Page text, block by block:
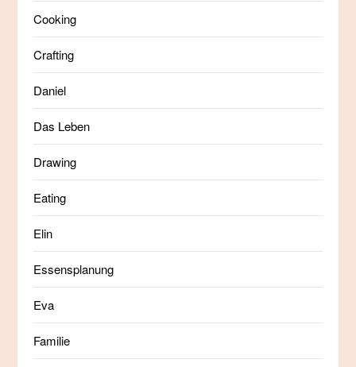
Cooking
Crafting
Daniel
Das Leben
Drawing
Eating
Elin
Essensplanung
Eva
Familie